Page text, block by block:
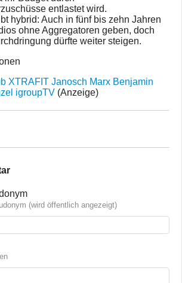
entlastet wird.
hybrid: Auch in fünf bis zehn Jahren
ohne Aggregatoren geben, doch
dürfte weiter steigen.
XTRAFIT Janosch Marx Benjamin
igroupTV (Anzeige)
(wird öffentlich angezeigt)